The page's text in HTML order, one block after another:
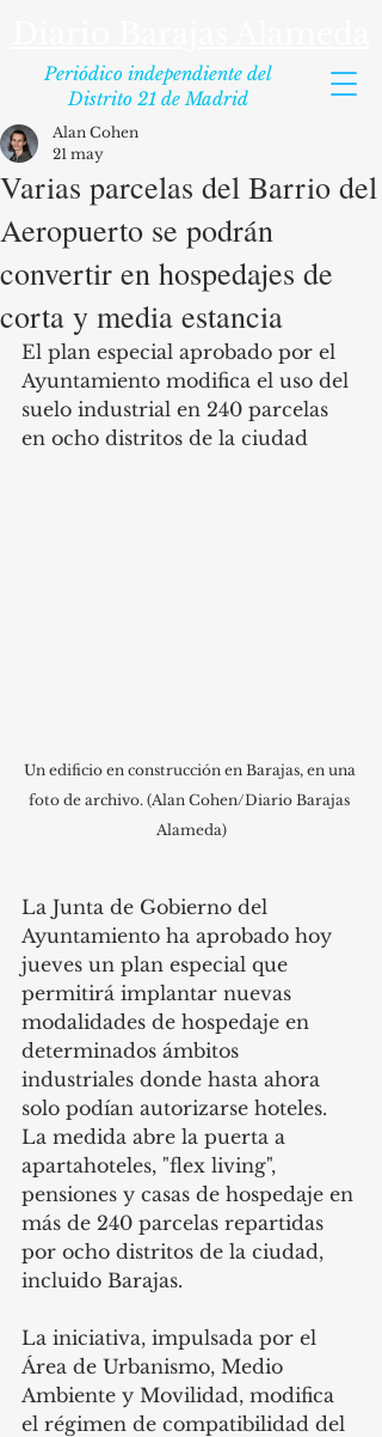
Periódico independiente del
Distrito 21 de Madrid
Varias parcelas del Barrio del
Aeropuerto se podrán
convertir en hospedajes de
corta y media estancia
Alan Cohen
21 may
El plan especial aprobado por el
Ayuntamiento modifica el uso del
suelo industrial en 240 parcelas
en ocho distritos de la ciudad
Un edificio en construcción en Barajas, en una
foto de archivo. (Alan Cohen/Diario Barajas
Alameda)
La Junta de Gobierno del
Ayuntamiento ha aprobado hoy
jueves un plan especial que
permitirá implantar nuevas
modalidades de hospedaje en
determinados ámbitos
industriales donde hasta ahora
solo podían autorizarse hoteles.
La medida abre la puerta a
apartahoteles, "flex living",
pensiones y casas de hospedaje en
más de 240 parcelas repartidas
por ocho distritos de la ciudad,
incluido Barajas.
La iniciativa, impulsada por el
Área de Urbanismo, Medio
Ambiente y Movilidad, modifica
el régimen de compatibilidad del